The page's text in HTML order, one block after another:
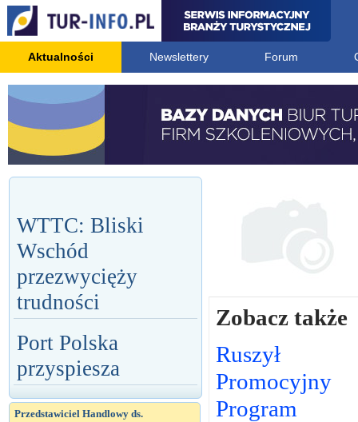
Aktualności Newslettery Forum
WTTC: Bliski
Wschód
przezwycięży
trudności
Port Polska
przyspiesza
Przedstawiciel Handlowy ds.
Zobacz także
Ruszył
Promocyjny
Program